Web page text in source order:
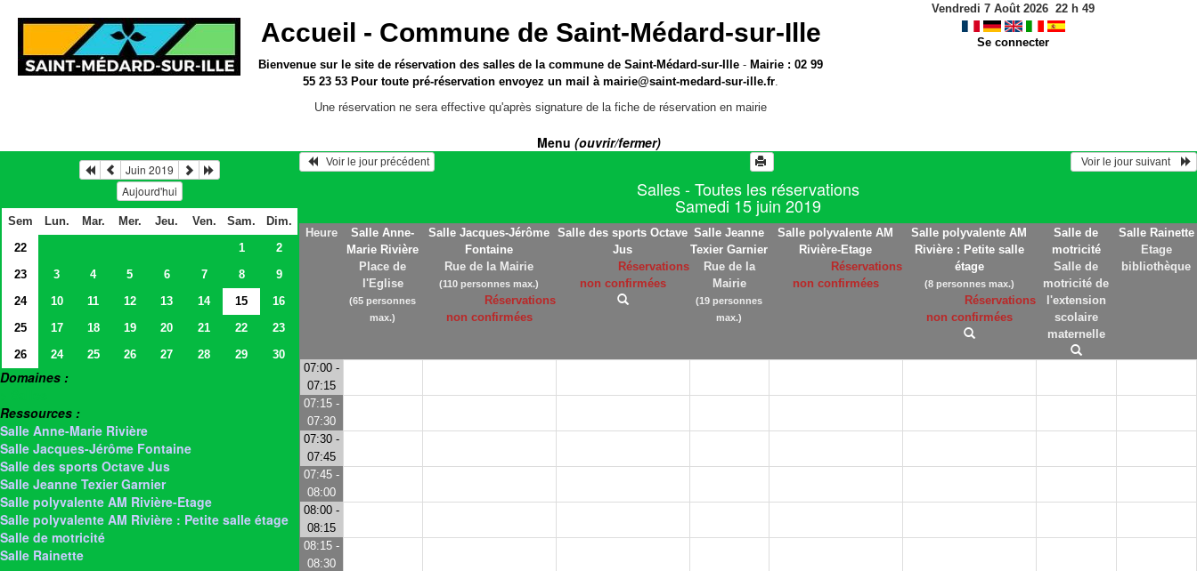
Accueil - Commune de Saint-Médard-sur-Ille
Bienvenue sur le sitede réservation des salles de la commune de Saint-Médard-sur-Ille - Mairie : 02 99
55 23 53 Pour toute pré-réservation envoyez un mail àmairie@saint-medard-sur-ille.fr.
Une réservation ne sera effective qu'après signature de la fiche de réservation en mairie
Vendredi 7 Août 2026 22 h 49
Se connecter
Menu (ouvrir/fermer)
Juin 2019
Aujourd'hui
Sem Lun. Mar. Mer. Jeu. Ven. Sam.
Dim.
22
1
2
23
3 4 5 6 7 8
9
24
10 11 12 13 14 15
16
25
17 18 19 20 21 22
23
26
24 25 26 27 28 29 30
Domaines :
Ressources :
Salle Anne-Marie Rivière
Salle Jacques-Jérôme Fontaine
Salle des sports Octave Jus
Salle Jeanne Texier Garnier
Salle polyvalente AM Rivière-Etage
Salle polyvalente AM Rivière : Petite salle étage
Salle de motricité
Salle Rainette
   Voir le jour précédent
  Voir le jour suivant
Salles - Toutes les réservations
Samedi 15 juin 2019
Heure
Salle Anne-
Marie Rivière
Place de
l'Eglise
(65 personnes
max.)
Salle Jacques-Jérôme
Fontaine
Rue de la Mairie
(110 personnes max.)
Réservations
non confirmées
Salle des sports Octave
Jus
Réservations
non confirmées
Salle Jeanne
Texier Garnier
Rue de la
Mairie
(19 personnes
max.)
Salle polyvalente AM
Rivière-Etage
Réservations
non confirmées
Salle polyvalente AM
Rivière : Petite salle
étage
(8 personnes max.)
Réservations
non confirmées
Salle de
motricité
Salle de
motricité de
l'extension
scolaire
maternelle
Salle Rainette
Etage
bibliothèque
07:00 -
07:15
07:15 -
07:30
07:30 -
07:45
07:45 -
08:00
08:00 -
08:15
08:15 -
08:30